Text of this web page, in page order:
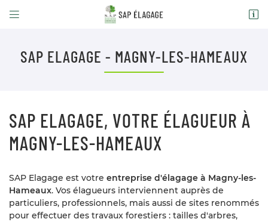
 
Domaine des brulins
09 86 48 28 18
 Adresse email de réception
En cochant cette case, vous consentez à recevoir nos propositions
commerciales à l'adresse email indiqué ci-dessus. Vous pouvez vous
PENSEZ À RÉSERVER VOTRE TABLE !
SAP ELAGAGE - MAGNY-LES-HAMEAUX
SAP ELAGAGE, VOTRE ÉLAGUEUR À
MAGNY-LES-HAMEAUX
SAP Elagage est votre entreprise d'élagage à Magny-les-
Hameaux. Vos élagueurs interviennent auprès de
particuliers, professionnels, mais aussi de sites renommés
pour effectuer des travaux forestiers : tailles d'arbres,